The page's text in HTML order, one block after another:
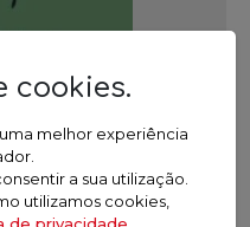
para a
cookies.
melhor experiência
a sua utilização.
utilizamos cookies,